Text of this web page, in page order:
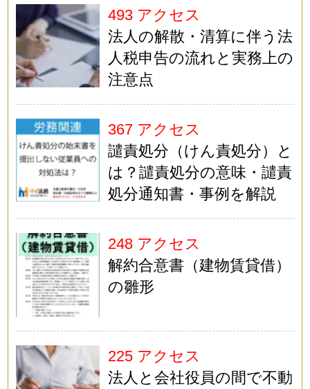
493 アクセス
法人の解散・清算に伴う法
人税申告の流れと実務上の
注意点
367 アクセス
譴責処分（けん責処分）と
は？譴責処分の意味・譴責
処分通知書・事例を解説
248 アクセス
解約合意書（建物賃貸借）
の雛形
225 アクセス
法人と会社役員の間で不動